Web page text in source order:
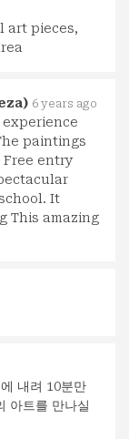
art pieces,
6 years ago
paintings
entry
It
This amazing
내려 10분만
아트를 만나실